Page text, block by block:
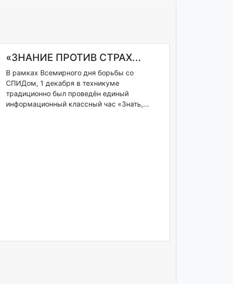
«ЗНАНИЕ ПРОТИВ СТРАХ...
В рамках Всемирного дня борьбы со
СПИДом, 1 декабря в техникуме
традиционно был проведён единый
информационный классный час «Знать,...